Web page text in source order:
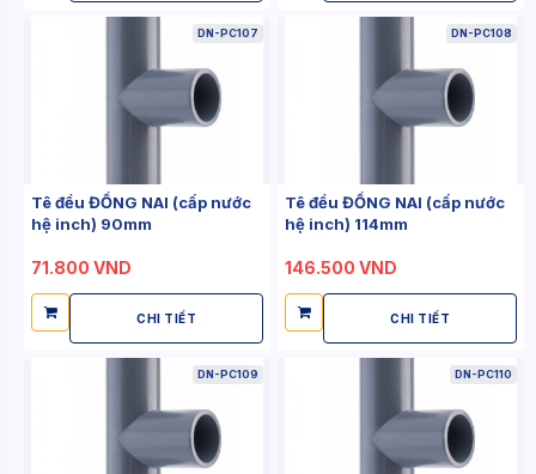
DN-PC107
Tê đều ĐỒNG NAI (cấp nước
hệ inch) 90mm
71.800 VND
CHI TIẾT
DN-PC108
Tê đều ĐỒNG NAI (cấp nước
hệ inch) 114mm
146.500 VND
CHI TIẾT
DN-PC109 DN-PC110